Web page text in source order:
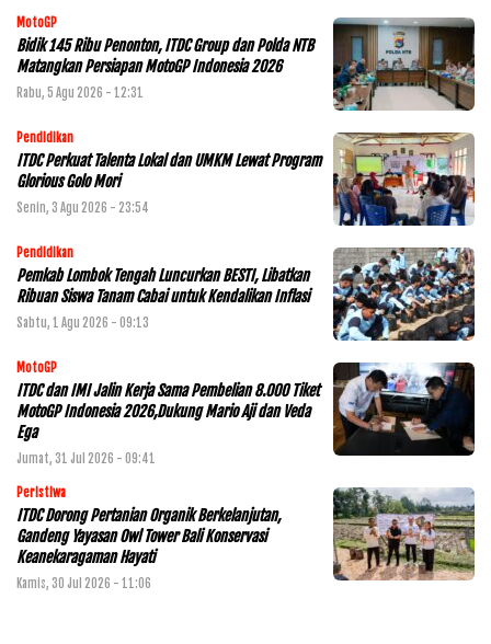
MotoGP
Bidik 145 Ribu Penonton, ITDC Group dan Polda NTB
Matangkan Persiapan MotoGP Indonesia 2026
Rabu, 5 Agu 2026 - 12:31
Pendidikan
ITDC Perkuat Talenta Lokal dan UMKM Lewat Program
Glorious Golo Mori
Senin, 3 Agu 2026 - 23:54
Pendidikan
Pemkab Lombok Tengah Luncurkan BESTI, Libatkan
Ribuan Siswa Tanam Cabai untuk Kendalikan Inflasi
Sabtu, 1 Agu 2026 - 09:13
MotoGP
ITDC dan IMI Jalin Kerja Sama Pembelian 8.000 Tiket
MotoGP Indonesia 2026,Dukung Mario Aji dan Veda
Ega
Jumat, 31 Jul 2026 - 09:41
Peristiwa
ITDC Dorong Pertanian Organik Berkelanjutan,
Gandeng Yayasan Owl Tower Bali Konservasi
Keanekaragaman Hayati
Kamis, 30 Jul 2026 - 11:06